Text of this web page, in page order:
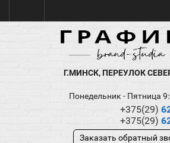
Г.МИНСК, ПЕРЕУЛОК
Понедельник - Пятница
+375(29)
+375(29)
Заказать обратный